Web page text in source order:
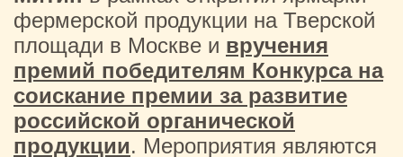
фермерской продукции на Тверской
площади в Москве и вручения
премий победителям Конкурса на
соискание премии за развитие
российской органической
продукции. Мероприятия являются